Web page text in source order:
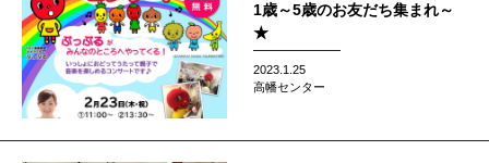
1歳～5歳のお友だち集まれ～
★
2023.1.25
高幡センター